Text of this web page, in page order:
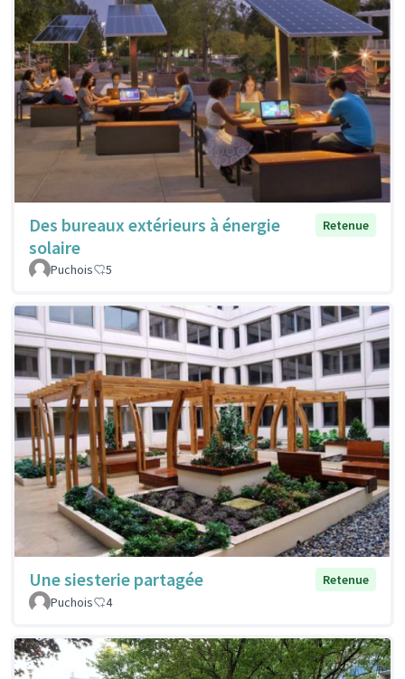
Des bureaux extérieurs à énergie
solaire
Retenue
Puchois 5
Une siesterie partagée
Retenue
Puchois
4